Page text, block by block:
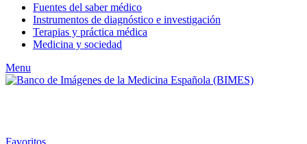
Fuentes del saber médico
Instrumentos de diagnóstico e investigación
Terapias y práctica médica
Medicina y sociedad
Menu